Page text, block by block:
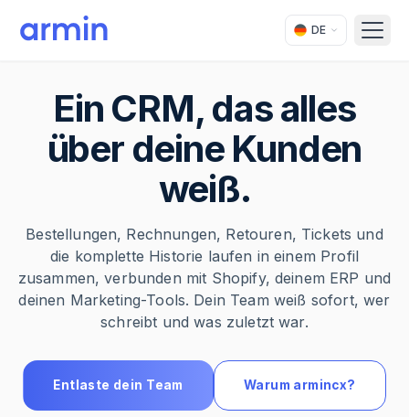
DE
Ein CRM, das alles
über deine Kunden
weiß.
Bestellungen, Rechnungen, Retouren, Tickets und
die komplette Historie laufen in einem Profil
zusammen, verbunden mit Shopify, deinem ERP und
deinen Marketing-Tools. Dein Team weiß sofort, wer
schreibt und was zuletzt war.
Entlaste dein Team Warum armincx?